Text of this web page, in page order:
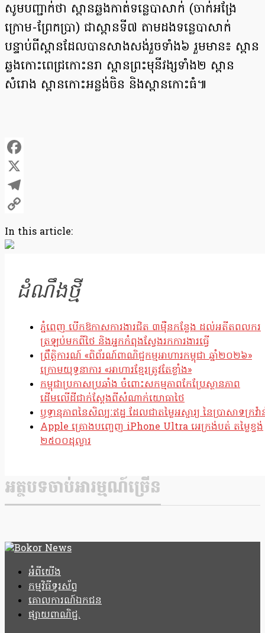
សូមបញ្ជាក់ថា ស្ពានឆ្លងកាត់ទន្លេបាសាក់ (ចាក់អង្រែ
ក្រោម-ព្រែកប្រា) ជាស្ពានទី៧ តាមដងទន្លេបាសាក់
បន្ទាប់ពីស្ពានដែលបានសាងសង់រួចទាំង៦ រួមមាន៖ ស្ពាន
ឆ្លងកោះពេជ្រកោះនរា ស្ពានព្រះមុនីវង្សទាំង២ ស្ពាន
សំរោង ស្ពានកោះអន្លង់ចិន និងស្ពានកោះធំ៕
Facebook
X
Telegram
Link
In this article:
ដំណឹងថ្មី
ភ្នំពេញ បើកឱកាសការងារជិត ៣ម៉ឺនកន្លែង ដល់អតីតពលករ
ត្រឡប់មកពីថៃ និងអ្នកកំពុងស្វែងរកការងារធ្វើ
ព្រឹត្តិការណ៍ «ពិព័រណ៍ពាណិជ្ជកម្មអាហារកម្ពុជា ឆ្នាំ២០២៦»
ក្រោមយុទ្ធនាការ «អាហារខ្មែរត្រូវតែខ្លាំង»
កម្ពុជាប្រកាសប្រឆាំង ចំពោះសកម្មភាពកែប្រែស្ថានភាព
ដើមលើដីជាក់ស្តែងពីសំណាក់យោធាថៃ
ឫទ្ធានុភាពនៃសិល្បៈឥដ្ឋ ដែលជាតម្លៃអស្ចារ្យ នៃប្រាសាទក្រវ៉
Apple គ្រោងបញ្ចេញ iPhone Ultra អេក្រង់បត់ តម្លៃខ្ទង់
២៥០០ដុល្លារ
អត្ថបទចាប់អារម្មណ៍ច្រើន
អំពីយើង
កម្មវិធីទូរស័ព្ទ
គោលការណ៍ឯកជន
ផ្សាយពាណិជ្ជ.